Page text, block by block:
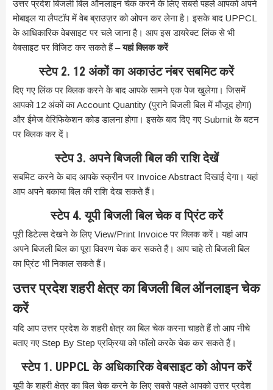
उत्तर प्रदेश बिजली बिल ऑनलाइन चेक करने के लिए सबसे पहले आपको अपने
मोबाइल या लैपटॉप में वेब ब्राउज़र को ओपन कर लेना है। इसके बाद UPPCL
के आधिकारिक वेबसाइट पर चले जाना है। आप इस डायरेक्ट लिंक से भी
वेबसाइट पर विजिट कर सकते हैं –यहां क्लिक करें
स्टेप 2. 12 अंकों का अकाउंट नंबर सबमिट करें
दिए गए लिंक पर क्लिक करने के बाद आपके सामने एक पेज खुलेगा। जिसमें
आपको 12 अंकों का Account Quantity (पुराने बिजली बिल में मौजूद होगा)
और ईमेज वेरिफिकेशन कोड डालना होगा। इसके बाद दिए गए Submit के बटन
पर क्लिक कर दें।
स्टेप3. अपने बिजली बिल की राशि देखें
सबमिट करने के बाद आपके स्क्रीन पर Invoice Abstract दिखाई देगा। यहां
आप अपने बकाया बिल की राशि देख सकते हैं।
स्टेप 4.यूपी बिजली बिल चेक व प्रिंट करें
पूरी डिटेल्स देखने के लिए View/Print Invoice पर क्लिक करें। यहां आप
अपने बिजली बिल का पूरा विवरण चेक कर सकते हैं। आप चाहे तो बिजली बिल
का प्रिंट भी निकाल सकते हैं।
उत्तर प्रदेश शहरी क्षेत्र का बिजली बिल ऑनलाइन चेक
करें
यदि आप उत्तर प्रदेश के शहरी क्षेत्र का बिल चेक करना चाहते हैं तो आप नीचे
बताए गए Step By Step प्रक्रिया को फॉलो करके चेक कर सकते हैं।
स्टेप 1. UPPCLके अधिकारिक वेबसाइट को ओपन करें
यूपी के शहरी क्षेत्र का बिल चेक करने के लिए सबसे पहले आपको उत्तर प्रदेश